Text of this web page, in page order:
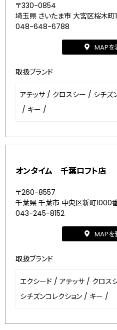
〒330-0854
埼玉県 さいたま市 大宮区桜木
048-648-6788
MAPを
取扱ブランド
アテッサ / クロスシー / シチズ
/ キー /
オンタイム 千葉ロフト店
〒260-8557
千葉県 千葉市 中央区新町1000
043-245-8152
MAPを
取扱ブランド
エクシード / アテッサ / クロス
シチズンコレクション / キー /